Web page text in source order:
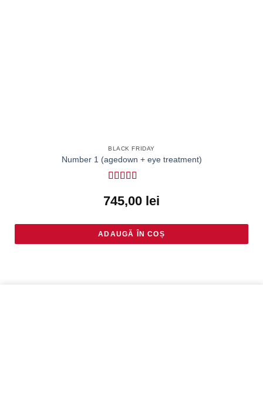
BLACK FRIDAY
Number 1 (agedown + eye treatment)
4.67din 5
745,00 lei
ADAUGĂ ÎN COȘ